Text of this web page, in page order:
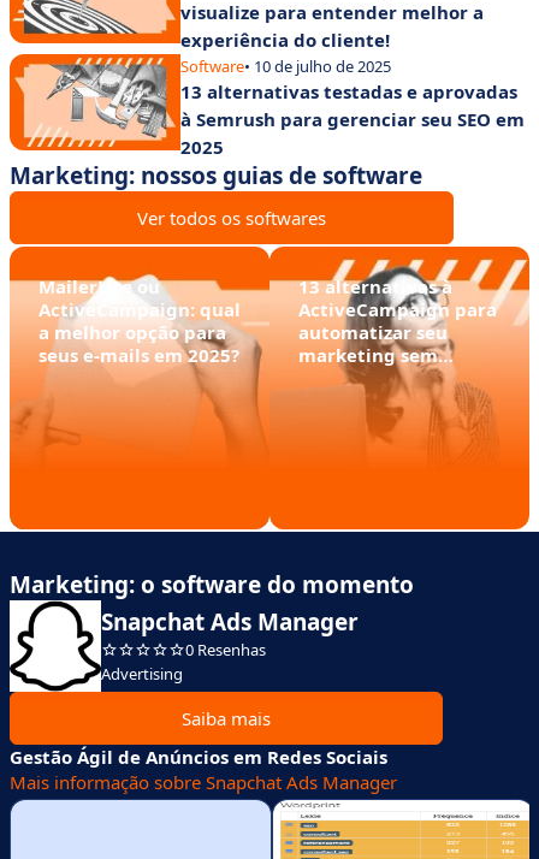
visualize para entender melhor a
experiência do cliente!
Software• 10 de julho de 2025
13 alternativas testadas e aprovadas
à Semrush para gerenciar seu SEO em
2025
Marketing: nossos guias de software
Ver todos os softwares
MailerLite ou
ActiveCampaign: qual
a melhor opção para
seus e-mails em 2025?
13 alternativas à
ActiveCampaign para
automatizar seu
marketing sem
perder tempo
Marketing: o software do momento
Snapchat Ads Manager
0 Resenhas
Advertising
Saiba mais
Gestão Ágil de Anúncios em Redes Sociais
Mais informação sobre Snapchat Ads Manager